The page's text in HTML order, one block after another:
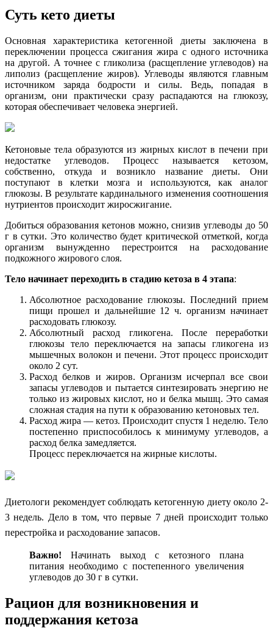
Суть кето диеты
Основная характеристика кетогенной диеты заключена в
переключении процесса сжигания жира с одного источника
на другой. А точнее с гликолиза (расщепление углеводов) на
липолиз (расщепление жиров). Углеводы являются главным
источником заряда бодрости и силы. Ведь, попадая в
организм, они практически сразу распадаются на глюкозу,
которая обеспечивает человека энергией.
Кетоновые тела образуются из жирных кислот в печени при
недостатке углеводов. Процесс называется кетозом,
собственно, откуда и возникло название диеты. Они
поступают в клетки мозга и используются, как аналог
глюкозы. В результате кардинального изменения соотношения
нутриентов происходит жиросжигание.
Добиться образования кетонов можно, снизив углеводы до 50
г в сутки. Это количество будет критической отметкой, когда
организм вынужденно перестроится на расходование
подкожного жирового слоя.
Тело начинает переходить в стадию кетоза в 4 этапа:
Абсолютное расходование глюкозы. Последний прием
пищи прошел и дальнейшие 12 ч. организм начинает
расходовать глюкозу.
Абсолютный расход гликогена. После переработки
глюкозы тело переключается на запасы гликогена из
мышечных волокон и печени. Этот процесс происходит
около 2 сут.
Расход белков и жиров. Организм исчерпал все свои
запасы углеводов и пытается синтезировать энергию не
только из жировых кислот, но и белка мышц. Это самая
сложная стадия на пути к образованию кетоновых тел.
Расход жира — кетоз. Происходит спустя 1 неделю. Тело
постепенно приспособилось к минимуму углеводов, а
расход белка замедляется.
Процесс переключается на жирные кислоты.
Диетологи рекомендует соблюдать кетогенную диету около 2-
3 недель. Дело в том, что первые 7 дней происходит только
перестройка и расходование запасов.
Важно! Начинать выход с кетозного плана
питания необходимо с постепенного увеличения
углеводов до 30 г в сутки.
Рацион для возникновения и
поддержания кетоза